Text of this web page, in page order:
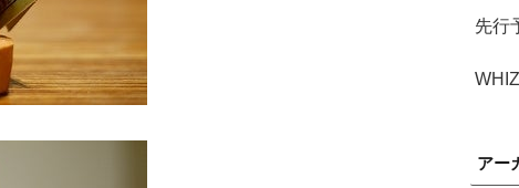
先行
アー